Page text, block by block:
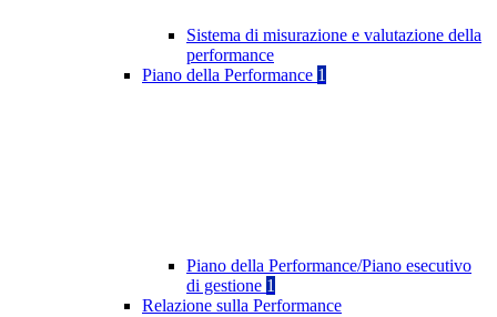
Sistema di misurazione e valutazione della
performance
Piano della Performance 1
Piano della Performance/Piano esecutivo
di gestione 1
Relazione sulla Performance